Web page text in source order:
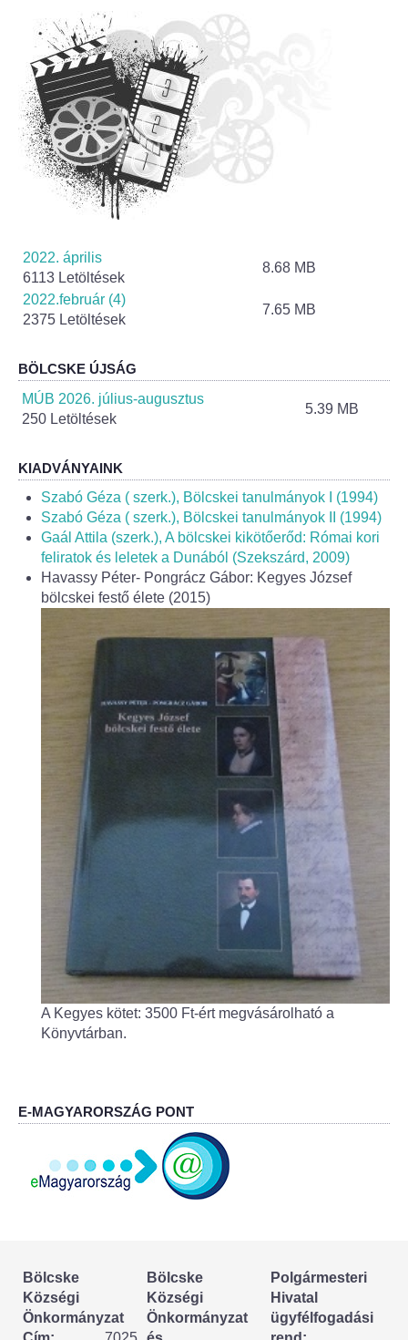
Szerződések
Közadat
Helyi Esélyegyenlőség Program
Alapítványok
Helyi Építési Szabályzat
INTÉZMÉNYEK
Bölcskei Mesevár Óvoda és Bölcsőde
Egészségügy
Gyermekorvos
Fogorvos
Védőnői szolgálat
Alapszolgáltatási Központ
Kultúra
IKSZT - Integrált Közösségi és Szolgáltató Tér
Rákóczi Mozi
HIRDETMÉNYEK
ESEMÉNYEK
CSÍKSZÉPVÍZ
VÁLASZTÁSI INFORMÁCIÓK
Választási szervek
2024. évi általános választások
Választópolgároknak
2022. április
6113 Letöltések
8.68 MB
2022.február (4)
2375 Letöltések
7.65 MB
BÖLCSKE ÚJSÁG
MÚB 2026. július-augusztus
250 Letöltések
5.39 MB
KIADVÁNYAINK
Szabó Géza ( szerk.), Bölcskei tanulmányok I (1994)
Szabó Géza ( szerk.), Bölcskei tanulmányok II (1994)
Gaál Attila (szerk.), A bölcskei kikötőerőd: Római kori
feliratok és leletek a Dunából (Szekszárd, 2009)
Havassy Péter- Pongrácz Gábor: Kegyes József
bölcskei festő élete (2015)
A Kegyes kötet: 3500 Ft-ért megvásárolható a
Könyvtárban.
E-MAGYARORSZÁG PONT
Bölcske
Községi
Önkormányzat
Bölcske
Községi
Önkormányzat
Polgármesteri
Hivatal
ügyfélfogadási